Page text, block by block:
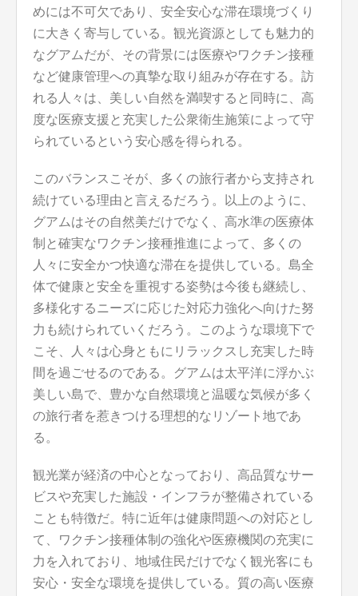
めには不可欠であり、安全安心な滞在環境づくり
に大きく寄与している。観光資源としても魅力的
なグアムだが、その背景には医療やワクチン接種
など健康管理への真摯な取り組みが存在する。訪
れる人々は、美しい自然を満喫すると同時に、高
度な医療支援と充実した公衆衛生施策によって守
られているという安心感を得られる。
このバランスこそが、多くの旅行者から支持され
続けている理由と言えるだろう。以上のように、
グアムはその自然美だけでなく、高水準の医療体
制と確実なワクチン接種推進によって、多くの
人々に安全かつ快適な滞在を提供している。島全
体で健康と安全を重視する姿勢は今後も継続し、
多様化するニーズに応じた対応力強化へ向けた努
力も続けられていくだろう。このような環境下で
こそ、人々は心身ともにリラックスし充実した時
間を過ごせるのである。グアムは太平洋に浮かぶ
美しい島で、豊かな自然環境と温暖な気候が多く
の旅行者を惹きつける理想的なリゾート地であ
る。
観光業が経済の中心となっており、高品質なサー
ビスや充実した施設・インフラが整備されている
ことも特徴だ。特に近年は健康問題への対応とし
て、ワクチン接種体制の強化や医療機関の充実に
力を入れており、地域住民だけでなく観光客にも
安心・安全な環境を提供している。質の高い医療